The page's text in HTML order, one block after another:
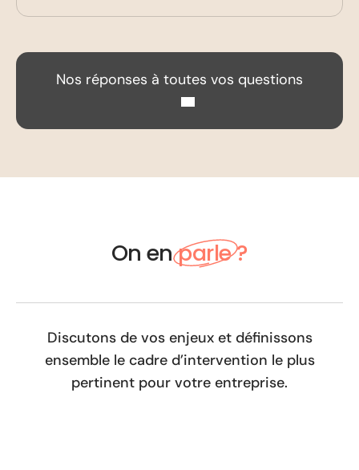
Nos réponses à toutes vos questions
On enparle ?
Discutons de vos enjeux et définissons
ensemble le cadre d’intervention le plus
pertinent pour votre entreprise.